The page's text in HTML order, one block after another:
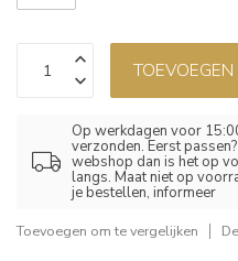
Op werkdagen voor
verzonden. Eerst
webshop dan is het op
langs. Maat niet op
je bestellen, informeer
Toevoegen om te vergelijken